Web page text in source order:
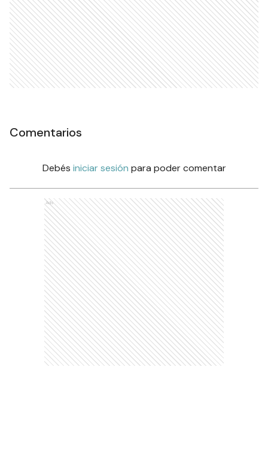
Comentarios
Debés iniciar sesión para poder comentar
Ads